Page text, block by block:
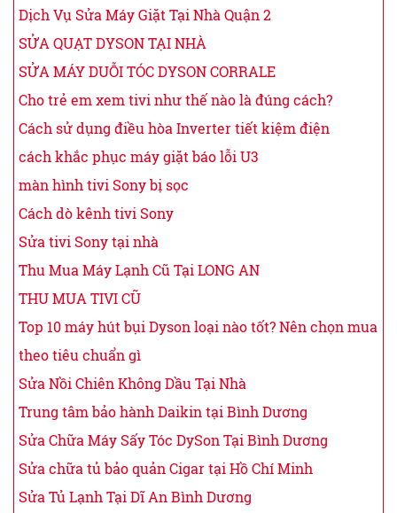
Dịch Vụ Sửa Máy Giặt Tại Nhà Quận 2
SỬA QUẠT DYSON TẠI NHÀ
SỬA MÁY DUỖI TÓC DYSON CORRALE
Cho trẻ em xem tivi như thế nào là đúng cách?
Cách sử dụng điều hòa Inverter tiết kiệm điện
cách khắc phục máy giặt báo lỗi U3
màn hình tivi Sony bị sọc
Cách dò kênh tivi Sony
Sửa tivi Sony tại nhà
Thu Mua Máy Lạnh Cũ Tại LONG AN
THU MUA TIVI CŨ
Top 10 máy hút bụi Dyson loại nào tốt? Nên chọn mua
theo tiêu chuẩn gì
Sửa Nồi Chiên Không Dầu Tại Nhà
Trung tâm bảo hành Daikin tại Bình Dương
Sửa Chữa Máy Sấy Tóc DySon Tại Bình Dương
Sửa chữa tủ bảo quản Cigar tại Hồ Chí Minh
Sửa Tủ Lạnh Tại Dĩ An Bình Dương